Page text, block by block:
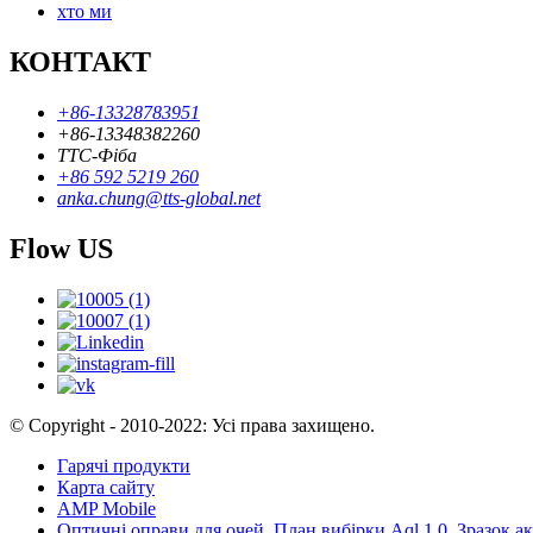
хто ми
КОНТАКТ
+86-13328783951
+86-13348382260
ТТС-Фіба
+86 592 5219 260
anka.chung@tts-global.net
Flow US
© Copyright - 2010-2022: Усі права захищено.
Гарячі продукти
Карта сайту
AMP Mobile